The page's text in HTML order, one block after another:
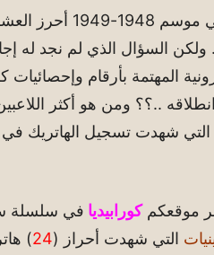
وعلي مدار امتداد مواسم الدوري المصري
السؤال الذي لم نجد له
المهتمة بأرقام وإحصائيات
..؟؟ ومن هو أكثر
التي شهدت تسجيل الهاتريك في
موقعكمكورابيديا في سلسلة
التي شهدت أحراز (24
)